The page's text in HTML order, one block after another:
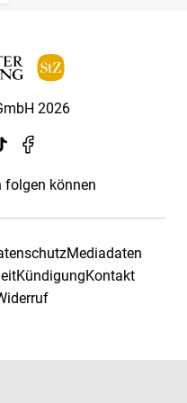
2026
folgen können
Mediadaten
KündigungKontakt